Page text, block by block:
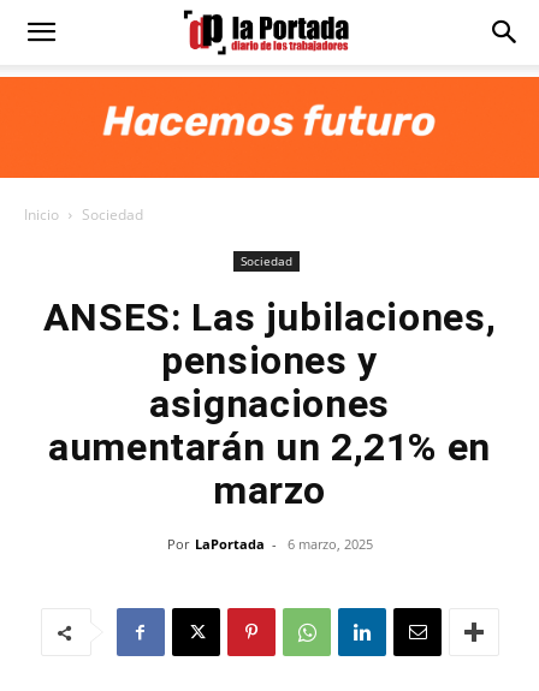
Diario
Inicio Sociedad
Sociedad
ANSES: Las jubilaciones,
pensiones y
asignaciones
aumentarán un 2,21% en
marzo
Por LaPortada - 6 marzo, 2025